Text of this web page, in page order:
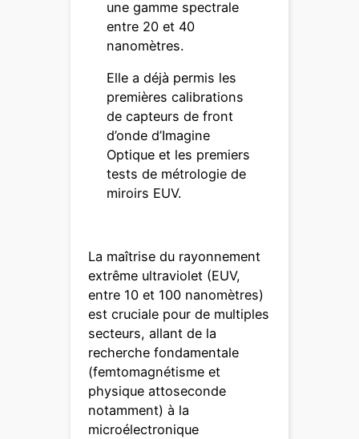
une gamme spectrale
entre 20 et 40
nanomètres.
Elle a déjà permis les
premières calibrations
de capteurs de front
d’onde d’Imagine
Optique et les premiers
tests de métrologie de
miroirs EUV.
La maîtrise du rayonnement
extrême ultraviolet (EUV,
entre 10 et 100 nanomètres)
est cruciale pour de multiples
secteurs, allant de la
recherche fondamentale
(femtomagnétisme et
physique attoseconde
notamment) à la
microélectronique